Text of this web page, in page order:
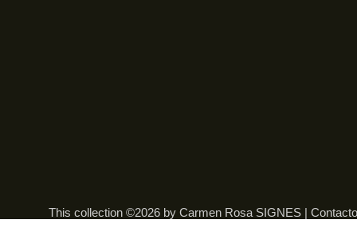
This collection ©2026 by Carmen Rosa SIGNES |